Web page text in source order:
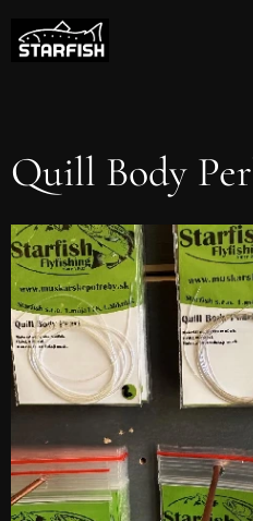
Quill Body